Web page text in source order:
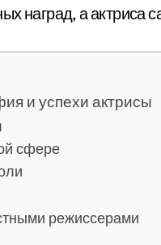
наград, а актриса
и успехи актрисы
сфере
режиссерами